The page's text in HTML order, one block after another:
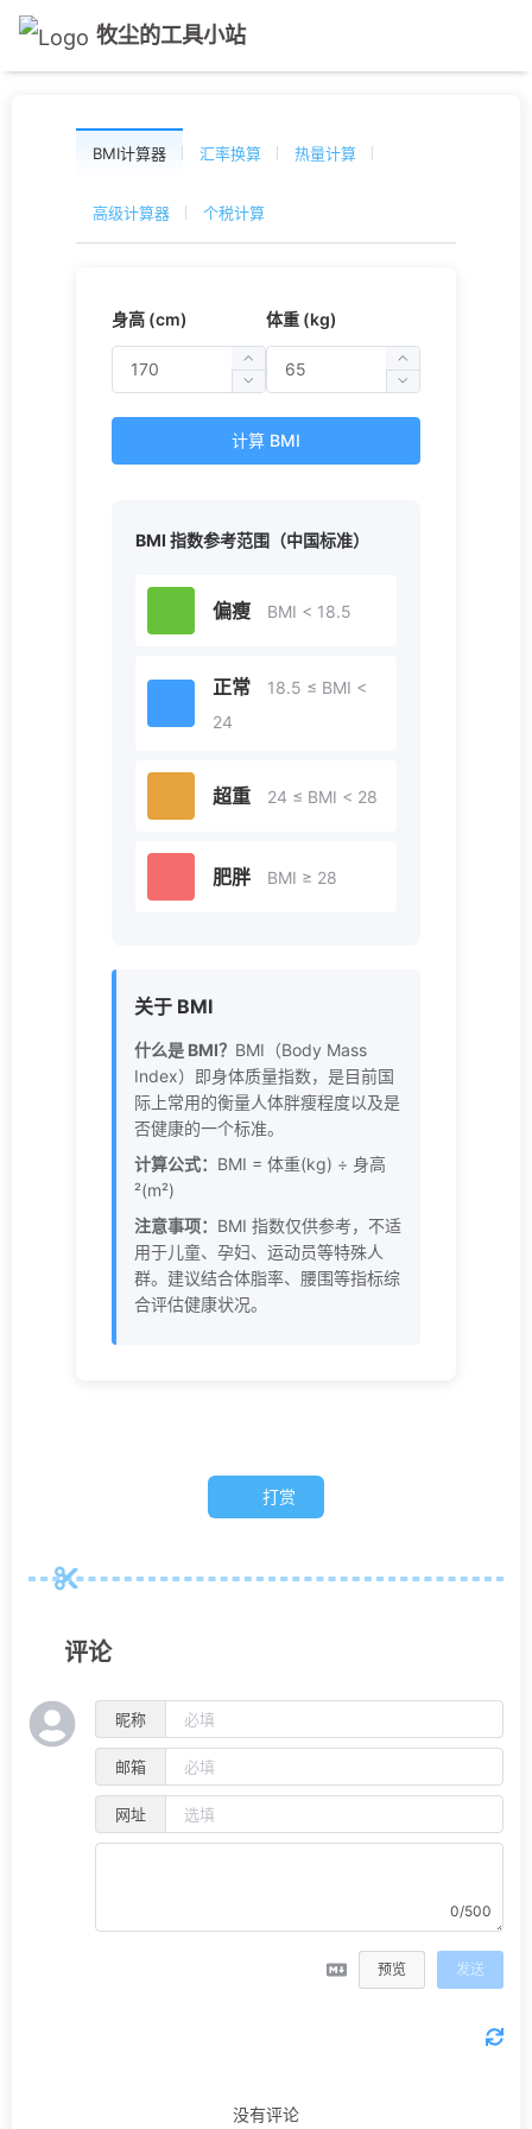
牧尘的工具小站
BMI计算器 汇率换算 热量计算
高级计算器 个税计算
身高 (cm) 体重 (kg)
计算 BMI
BMI 指数参考范围（中国标准）
偏瘦 BMI < 18.5
正常
18.5 ≤ BMI <
24
超重 24 ≤ BMI < 28
肥胖 BMI ≥ 28
关于 BMI
什么是 BMI？ BMI（Body Mass
Index）即身体质量指数，是目前国
际上常用的衡量人体胖瘦程度以及是
否健康的一个标准。
计算公式： BMI = 体重(kg) ÷ 身高
²(m²)
注意事项： BMI 指数仅供参考，不适
用于儿童、孕妇、运动员等特殊人
群。建议结合体脂率、腰围等指标综
合评估健康状况。
打赏
评论
昵称
邮箱
网址
0/500
预览 发送
没有评论